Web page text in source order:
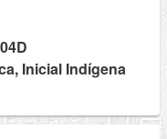
Inicial Indígena